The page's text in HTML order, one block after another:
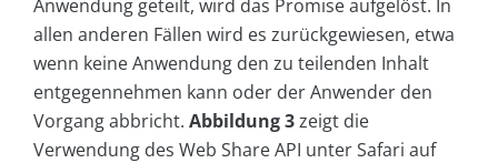
Anwendung geteilt, wird das Promise aufgelöst. In
allen anderen Fällen wird es zurückgewiesen, etwa
wenn keine Anwendung den zu teilenden Inhalt
entgegennehmen kann oder der Anwender den
Vorgang abbricht. Abbildung 3zeigt die
Verwendung des Web Share API unter Safari auf